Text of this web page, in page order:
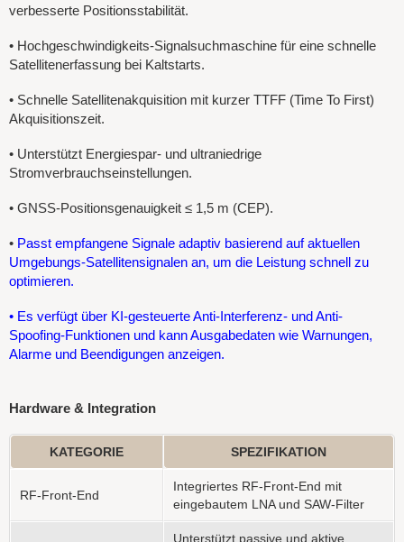
verbesserte Positionsstabilität.
• Hochgeschwindigkeits-Signalsuchmaschine für eine schnelle
Satellitenerfassung bei Kaltstarts.
• Schnelle Satellitenakquisition mit kurzer TTFF (Time To First)
Akquisitionszeit.
• Unterstützt Energiespar- und ultraniedrige
Stromverbrauchseinstellungen.
• GNSS-Positionsgenauigkeit ≤ 1,5 m (CEP).
• Passt empfangene Signale adaptiv basierend auf aktuellen
Umgebungs-Satellitensignalen an, um die Leistung schnell zu
optimieren.
• Es verfügt über KI-gesteuerte Anti-Interferenz- und Anti-
Spoofing-Funktionen und kann Ausgabedaten wie Warnungen,
Alarme und Beendigungen anzeigen.
Hardware & Integration
KATEGORIE SPEZIFIKATION
RF-Front-End
Integriertes RF-Front-End mit
eingebautem LNA und SAW-Filter
Unterstützt passive und aktive